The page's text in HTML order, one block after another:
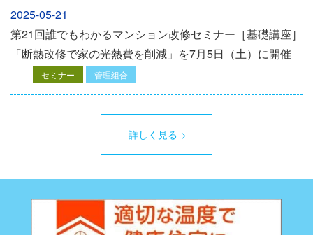
2025-05-21
第21回誰でもわかるマンション改修セミナー［基礎講座］
「断熱改修で家の光熱費を削減」を7月5日（土）に開催
セミナー 管理組合
詳しく見る